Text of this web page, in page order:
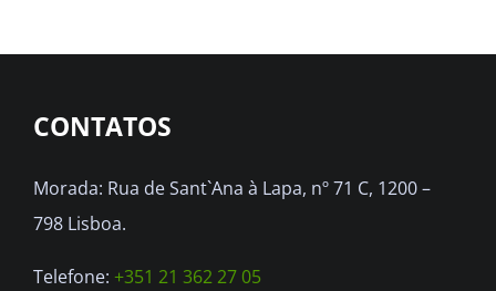
CONTATOS
Morada: Rua de Sant`Ana à Lapa, nº 71 C, 1200 –
798 Lisboa.
Telefone: +351 21 362 27 05